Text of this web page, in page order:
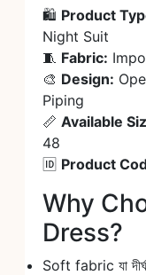
🛍️ Product
Night Suit
🧵 Fabric:
🎨 Design:
Piping
📏 Available
48
🆔 Product
Why
Dress?
Soft fabric যা